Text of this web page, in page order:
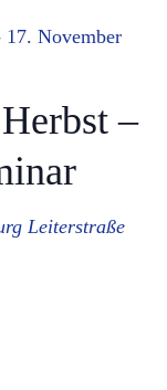
und
–
17. November
Leiterstraße